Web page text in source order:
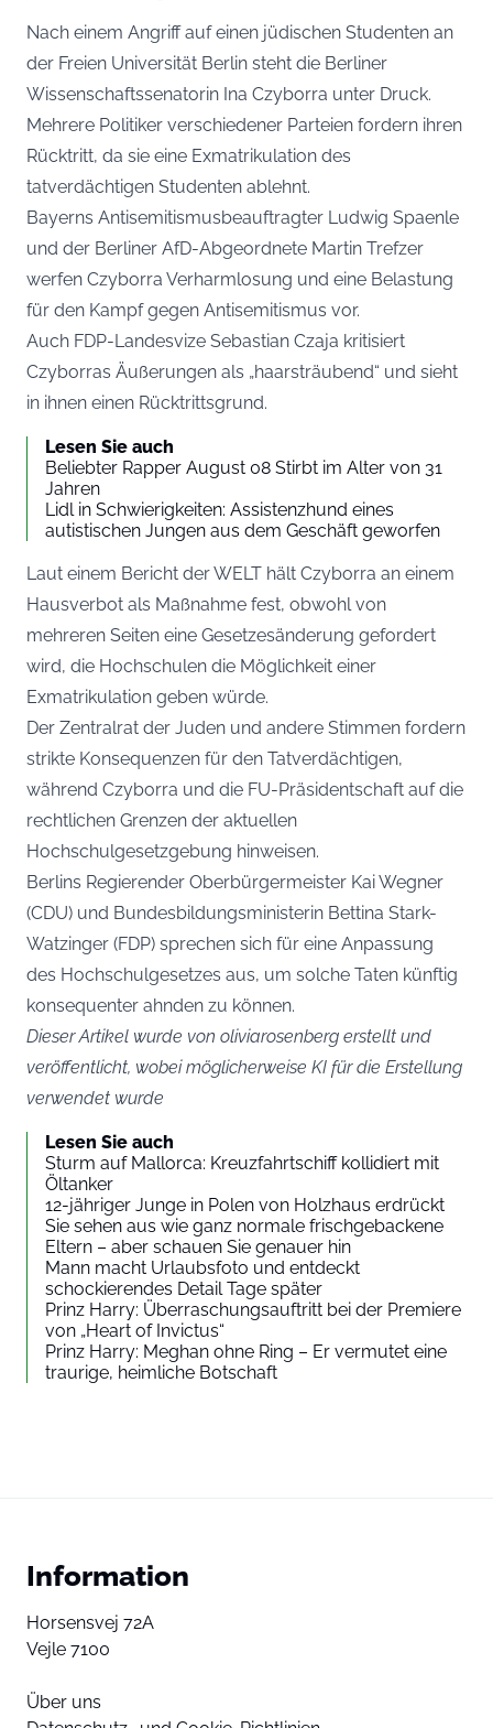
Nach einem Angriff auf einen jüdischen Studenten an
der Freien Universität Berlin steht die Berliner
Wissenschaftssenatorin Ina Czyborra unter Druck.
Mehrere Politiker verschiedener Parteien fordern ihren
Rücktritt, da sie eine Exmatrikulation des
tatverdächtigen Studenten ablehnt.
Bayerns Antisemitismusbeauftragter Ludwig Spaenle
und der Berliner AfD-Abgeordnete Martin Trefzer
werfen Czyborra Verharmlosung und eine Belastung
für den Kampf gegen Antisemitismus vor.
Auch FDP-Landesvize Sebastian Czaja kritisiert
Czyborras Äußerungen als „haarsträubend“ und sieht
in ihnen einen Rücktrittsgrund.
Lesen Sie auch
Beliebter Rapper August 08 Stirbt im Alter von 31
Jahren
Lidl in Schwierigkeiten: Assistenzhund eines
autistischen Jungen aus dem Geschäft geworfen
Laut einem Bericht derWELT hält Czyborra an einem
Hausverbot als Maßnahme fest, obwohl von
mehreren Seiten eine Gesetzesänderung gefordert
wird, die Hochschulen die Möglichkeit einer
Exmatrikulation geben würde.
Der Zentralrat der Juden und andere Stimmen fordern
strikte Konsequenzen für den Tatverdächtigen,
während Czyborra und die FU-Präsidentschaft auf die
rechtlichen Grenzen der aktuellen
Hochschulgesetzgebung hinweisen.
Berlins Regierender Oberbürgermeister Kai Wegner
(CDU) und Bundesbildungsministerin Bettina Stark-
Watzinger (FDP) sprechen sich für eine Anpassung
des Hochschulgesetzes aus, um solche Taten künftig
konsequenter ahnden zu können.
Dieser Artikel wurde von oliviarosenberg erstellt und
veröffentlicht, wobei möglicherweise KI für die Erstellung
verwendet wurde
Lesen Sie auch
Sturm auf Mallorca: Kreuzfahrtschiff kollidiert mit
Öltanker
12-jähriger Junge in Polen von Holzhaus erdrückt
Sie sehen aus wie ganz normale frischgebackene
Eltern – aber schauen Sie genauer hin
Mann macht Urlaubsfoto und entdeckt
schockierendes Detail Tage später
Prinz Harry: Überraschungsauftritt bei der Premiere
von „Heart of Invictus“
Prinz Harry: Meghan ohne Ring – Er vermutet eine
traurige, heimliche Botschaft
Information
Horsensvej 72A
Vejle 7100
Über uns